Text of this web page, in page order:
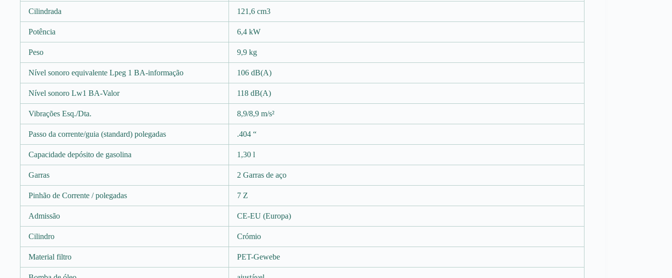
Cilindrada 121,6 cm3
Potência 6,4 kW
Peso 9,9 kg
Nível sonoro equivalente Lpeg 1 BA-informação 106 dB(A)
Nível sonoro Lw1 BA-Valor 118 dB(A)
Vibrações Esq./Dta. 8,9/8,9 m/s²
Passo da corrente/guia (standard) polegadas .404 “
Capacidade depósito de gasolina 1,30 l
Garras 2 Garras de aço
Pinhão de Corrente / polegadas 7 Z
Admissão CE-EU (Europa)
Cilindro Crómio
Material filtro PET-Gewebe